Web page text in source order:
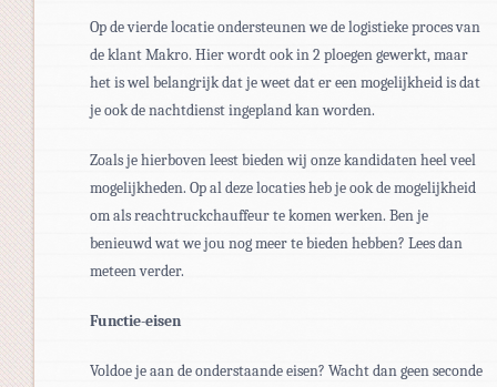
Op de vierde locatie ondersteunen we de logistieke proces van
de klant Makro. Hier wordt ook in 2 ploegen gewerkt, maar
het is wel belangrijk dat je weet dat er een mogelijkheid is dat
je ook de nachtdienst ingepland kan worden.
Zoals je hierboven leest bieden wij onze kandidaten heel veel
mogelijkheden. Op al deze locaties heb je ook de mogelijkheid
om als reachtruckchauffeur te komen werken. Ben je
benieuwd wat we jou nog meer te bieden hebben? Lees dan
meteen verder.
Functie-eisen
Voldoe je aan de onderstaande eisen? Wacht dan geen seconde